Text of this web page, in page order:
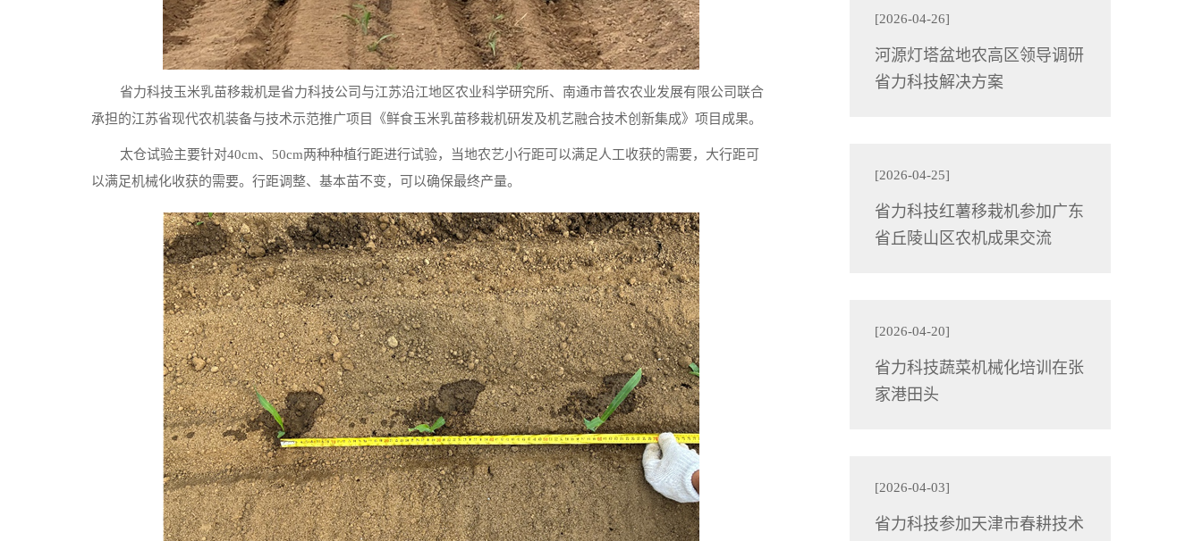
省力科技玉米乳苗移栽机是省力科技公司与江苏沿江地区农业科学研究所、南通市普农农业发展有限公司联合
承担的江苏省现代农机装备与技术示范推广项目《鲜食玉米乳苗移栽机研发及机艺融合技术创新集成》项目成果。
太仓试验主要针对40cm、50cm两种种植行距进行试验，当地农艺小行距可以满足人工收获的需要，大行距可
以满足机械化收获的需要。行距调整、基本苗不变，可以确保最终产量。
[2026-04-26]
河源灯塔盆地农高区领导调研
省力科技解决方案
[2026-04-25]
省力科技红薯移栽机参加广东
省丘陵山区农机成果交流
[2026-04-20]
省力科技蔬菜机械化培训在张
家港田头
[2026-04-03]
省力科技参加天津市春耕技术